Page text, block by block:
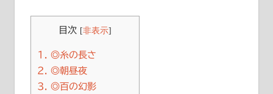
目次 [非表示]
1. ◎糸の長さ
2. ◎朝昼夜
3. ◎百の幻影